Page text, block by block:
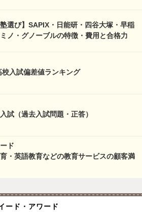
塾選び】SAPIX・日能研・四谷大塚・早稲
ノ・グノーブルの特徴・費用と合格力
入試偏差値ランキング
試（過去入試問題・正答）
ド
育・英語教育などの教育サービスの顧客満
ード・アワード